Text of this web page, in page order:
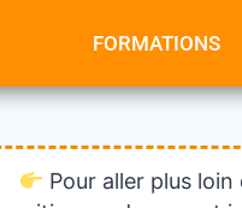
FORMATIONS
Pour aller plus